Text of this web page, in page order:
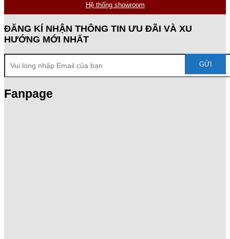
Hệ thống showroom
ĐĂNG KÍ NHẬN THÔNG TIN ƯU ĐÃI VÀ XU
HƯỚNG MỚI NHẤT
Fanpage